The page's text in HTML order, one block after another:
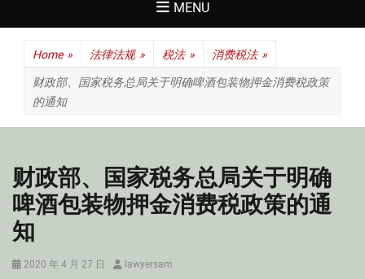
MENU
Home » 法律法规 » 税法 » 消费税法 »
财政部、国家税务总局关于明确啤酒包装物押金消费税政策
的通知
财政部、国家税务总局关于明确
啤酒包装物押金消费税政策的通
知
Posted
2020 年 4 月 27 日 Authorlawyersam